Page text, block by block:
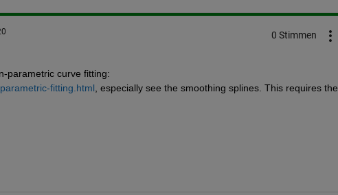
0 Stimmen
parametric curve fitting:
fitting.html , especially see the smoothing splines. This requires the